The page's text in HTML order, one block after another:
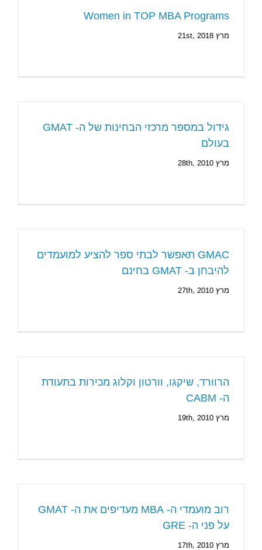
Women in TOP MBA Programs
מרץ 21st, 2018
גידול במספר מרכזי הבחינות של ה- GMAT
בעולם
מרץ 28th, 2010
GMAC תאפשר לבתי ספר להציע למועמדים
להיבחן ב- GMAT בחינם
מרץ 27th, 2010
הרוורד, שיקגו, וורטון וקלוג מכירות בתעודת
ה- CABM
מרץ 19th, 2010
רוב מועמדי ה- MBA מעדיפים את ה- GMAT
על פני ה- GRE
מרץ 17th, 2010